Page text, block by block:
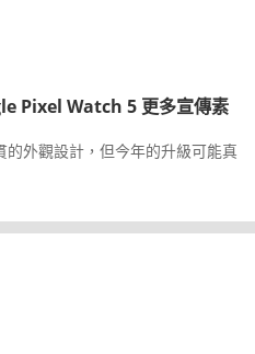
Pixel Watch 5 更多宣傳素
外觀設計，但今年的升級可能真